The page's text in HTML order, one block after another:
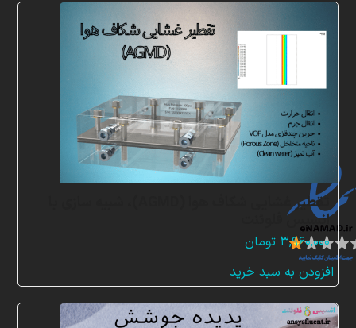
انسیس فلوئنت
۳,۹۶۰,۰۰۰ تومان
افزودن به سبد خرید
ه